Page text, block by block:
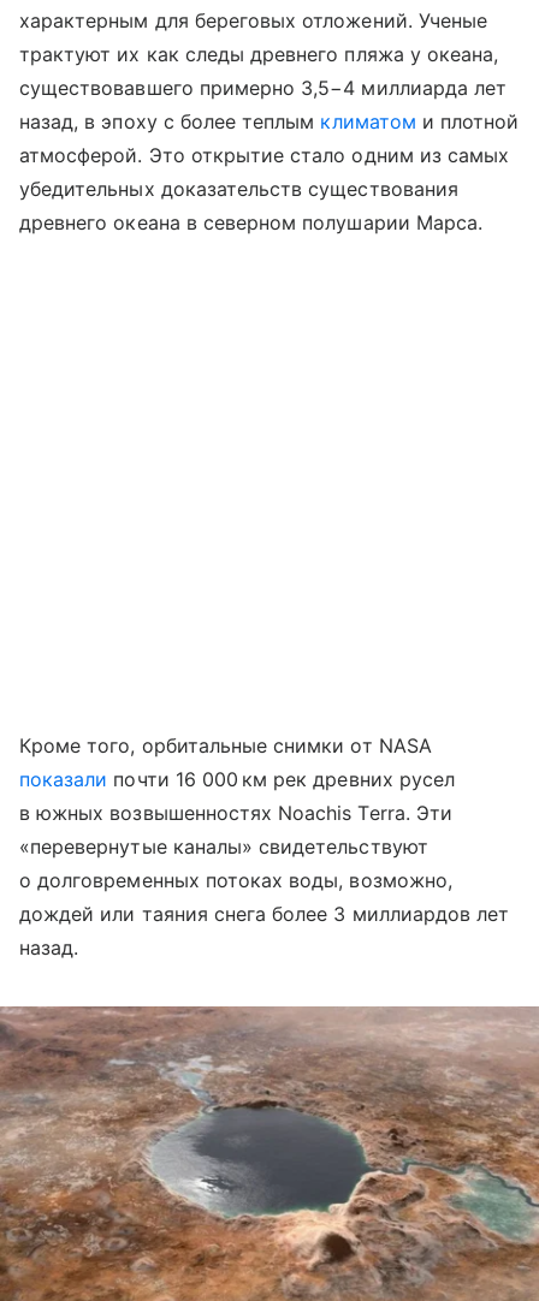
характерным для береговых отложений. Ученые
трактуют их как следы древнего пляжа у океана,
существовавшего примерно 3,5−4 миллиарда лет
назад, в эпоху с более теплым климатом и плотной
атмосферой. Это открытие стало одним из самых
убедительных доказательств существования
древнего океана в северном полушарии Марса.
Кроме того, орбитальные снимки от NASA
показали почти 16 000 км рек древних русел
в южных возвышенностях Noachis Terra. Эти
«перевернутые каналы» свидетельствуют
о долговременных потоках воды, возможно,
дождей или таяния снега более 3 миллиардов лет
назад.